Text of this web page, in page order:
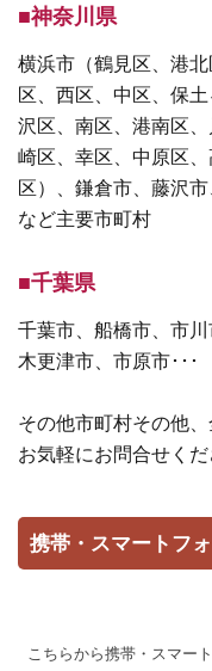
■神奈川県
横浜市（鶴見区、港
区、西区、中区、保
沢区、南区、港南区
崎区、幸区、中原区
区）、鎌倉市、藤沢
など主要市町村
■千葉県
千葉市、船橋市、市
木更津市、市原市･･･
その他市町村その他
お気軽にお問合せくだ
携帯・スマートフ
こちらから携帯・スマー